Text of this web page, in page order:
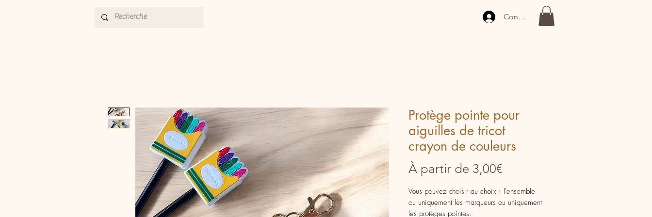
Connexion
Protège pointe pour
aiguilles de tricot
crayon de couleurs
À partir de 3,00€Prix
Vous pouvez choisir au choix : l'ensemble
ou uniquement les marqueurs ou uniquement
les protèges pointes.